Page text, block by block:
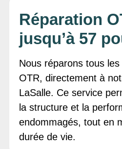
Réparation
jusqu’à 57
Nous réparons tous
OTR, directement à
LaSalle. Ce service
la structure et la
endommagés, tout en
durée de vie.